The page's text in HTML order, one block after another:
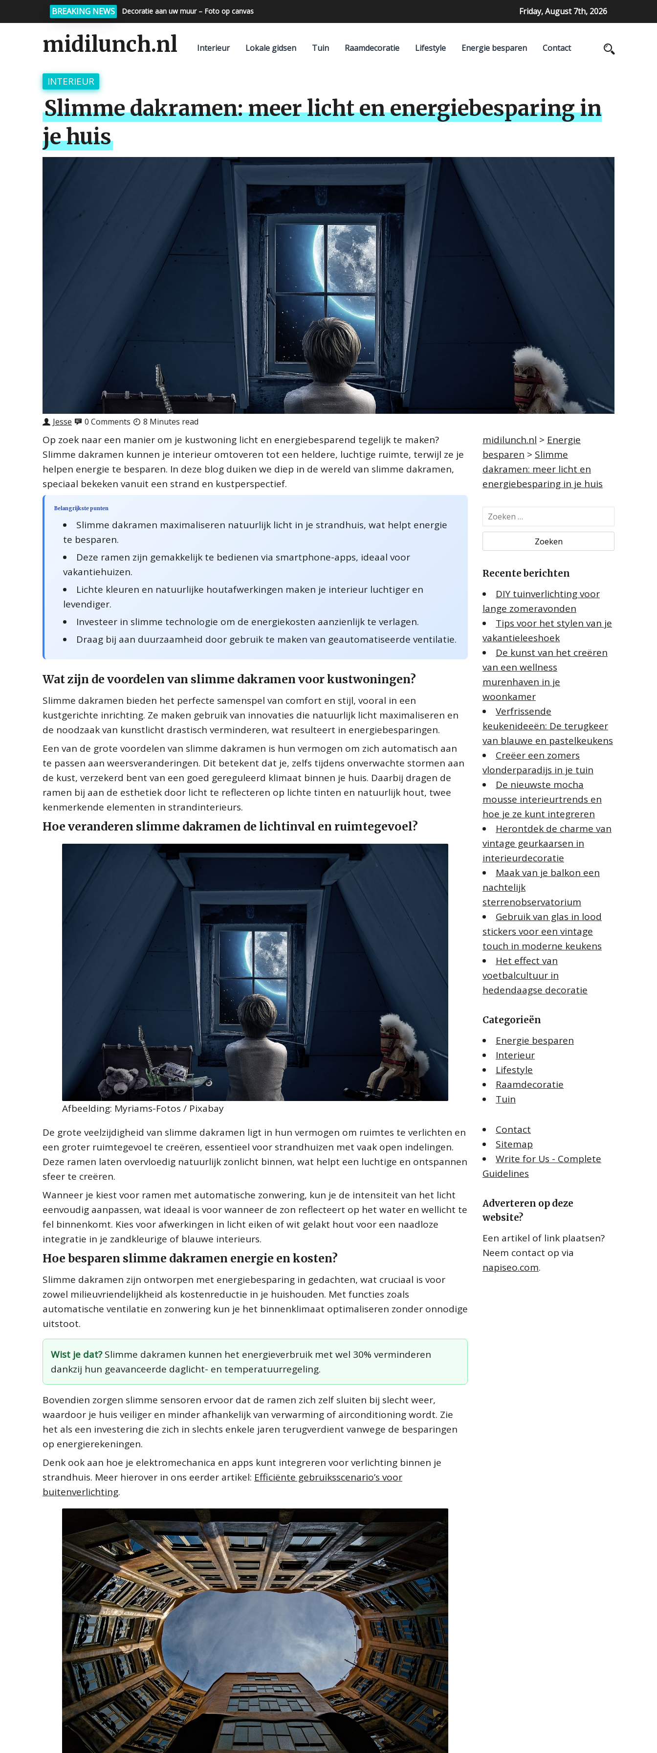
BREAKING NEWS Decoratie aan uw muur – Foto op canvas
Foto op glas – Foto op keuken achterwand Friday, August 7th, 2026
midilunch.nl Interieur Lokale gidsen Tuin Raamdecoratie Lifestyle Energie besparen Contact
INTERIEUR
Slimme dakramen: meer licht en energiebesparing in
je huis
Jesse 0 Comments 8 Minutes read
Op zoek naar een manier om je kustwoning licht en energiebesparend tegelijk te maken?
Slimme dakramen kunnen je interieur omtoveren tot een heldere, luchtige ruimte, terwijl ze je
helpen energie te besparen. In deze blog duiken we diep in de wereld van slimme dakramen,
speciaal bekeken vanuit een strand en kustperspectief.
Belangrijkste punten
Slimme dakramen maximaliseren natuurlijk licht in je strandhuis, wat helpt energie
te besparen.
Deze ramen zijn gemakkelijk te bedienen via smartphone-apps, ideaal voor
vakantiehuizen.
Lichte kleuren en natuurlijke houtafwerkingen maken je interieur luchtiger en
levendiger.
Investeer in slimme technologie om de energiekosten aanzienlijk te verlagen.
Draag bij aan duurzaamheid door gebruik te maken van geautomatiseerde ventilatie.
Wat zijn de voordelen van slimme dakramen voor kustwoningen?
Slimme dakramen bieden het perfecte samenspel van comfort en stijl, vooral in een
kustgerichte inrichting. Ze maken gebruik van innovaties die natuurlijk licht maximaliseren en
de noodzaak van kunstlicht drastisch verminderen, wat resulteert in energiebesparingen.
Een van de grote voordelen van slimme dakramen is hun vermogen om zich automatisch aan
te passen aan weersveranderingen. Dit betekent dat je, zelfs tijdens onverwachte stormen aan
de kust, verzekerd bent van een goed gereguleerd klimaat binnen je huis. Daarbij dragen de
ramen bij aan de esthetiek door licht te reflecteren op lichte tinten en natuurlijk hout, twee
kenmerkende elementen in strandinterieurs.
Hoe veranderen slimme dakramen de lichtinval en ruimtegevoel?
Afbeelding: Myriams-Fotos / Pixabay
De grote veelzijdigheid van slimme dakramen ligt in hun vermogen om ruimtes te verlichten en
een groter ruimtegevoel te creëren, essentieel voor strandhuizen met vaak open indelingen.
Deze ramen laten overvloedig natuurlijk zonlicht binnen, wat helpt een luchtige en ontspannen
sfeer te creëren.
Wanneer je kiest voor ramen met automatische zonwering, kun je de intensiteit van het licht
eenvoudig aanpassen, wat ideaal is voor wanneer de zon reflecteert op het water en wellicht te
fel binnenkomt. Kies voor afwerkingen in licht eiken of wit gelakt hout voor een naadloze
integratie in je zandkleurige of blauwe interieurs.
Hoe besparen slimme dakramen energie en kosten?
Slimme dakramen zijn ontworpen met energiebesparing in gedachten, wat cruciaal is voor
zowel milieuvriendelijkheid als kostenreductie in je huishouden. Met functies zoals
automatische ventilatie en zonwering kun je het binnenklimaat optimaliseren zonder onnodige
uitstoot.
Wist je dat?Slimme dakramen kunnen het energieverbruik met wel 30% verminderen
dankzij hun geavanceerde daglicht- en temperatuurregeling.
Bovendien zorgen slimme sensoren ervoor dat de ramen zich zelf sluiten bij slecht weer,
waardoor je huis veiliger en minder afhankelijk van verwarming of airconditioning wordt. Zie
het als een investering die zich in slechts enkele jaren terugverdient vanwege de besparingen
op energierekeningen.
Denk ook aan hoe je elektromechanica en apps kunt integreren voor verlichting binnen je
strandhuis. Meer hierover in ons eerder artikel: Efficiënte gebruiksscenario’s voor
buitenverlichting.
midilunch.nl > Energie
besparen > Slimme
dakramen: meer licht en
energiebesparing in je huis
o
k
n
a
a
r
:
Recente berichten
DIY tuinverlichting voor
lange zomeravonden
Tips voor het stylen van je
vakantieleeshoek
De kunst van het creëren
van een wellness
murenhaven in je
woonkamer
Verfrissende
keukenideeën: De terugkeer
van blauwe en pastelkeukens
Creëer een zomers
vlonderparadijs in je tuin
De nieuwste mocha
mousse interieurtrends en
hoe je ze kunt integreren
Herontdek de charme van
vintage geurkaarsen in
interieurdecoratie
Maak van je balkon een
nachtelijk
sterrenobservatorium
Gebruik van glas in lood
stickers voor een vintage
touch in moderne keukens
Het effect van
voetbalcultuur in
hedendaagse decoratie
Categorieën
Energie besparen
Interieur
Lifestyle
Raamdecoratie
Tuin
Contact
Sitemap
Write for Us - Complete
Guidelines
Adverteren op deze
website?
Een artikel of link plaatsen?
Neem contact op via
napiseo.com.